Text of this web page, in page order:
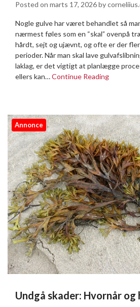
Posted on marts 17, 2026by
Nogle gulve har været behandlet så
nærmest føles som en “skal” ovenpå
hårdt, sejt og ujævnt, og ofte er der
perioder. Når man skal lave
laklag, er det vigtigt at planlægge
ellers kan…Continue Reading
Annonce
Undgå skader: Hvornår